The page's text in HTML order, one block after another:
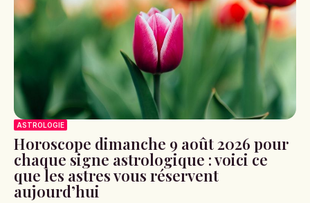
ASTROLOGIE
Horoscope dimanche 9 août 2026 pour
chaque signe astrologique : voici ce
que les astres vous réservent
aujourd’hui